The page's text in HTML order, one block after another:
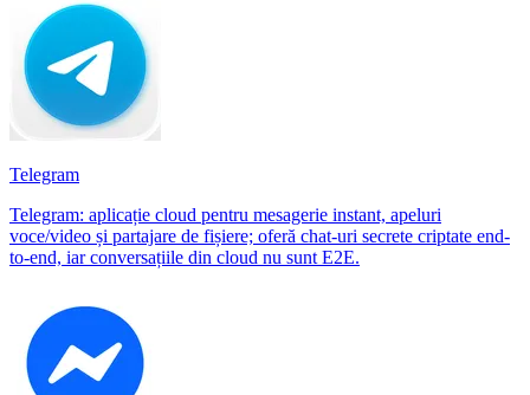
Telegram
Telegram: aplicație cloud pentru mesagerie instant, apeluri
voce/video și partajare de fișiere; oferă chat-uri secrete criptate end-
to-end, iar conversațiile din cloud nu sunt E2E.